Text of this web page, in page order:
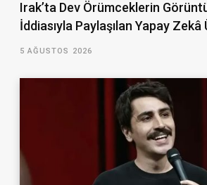
Irak’ta Dev Örümceklerin
İddiasıyla Paylaşılan Yapay
5 AĞUSTOS 2026